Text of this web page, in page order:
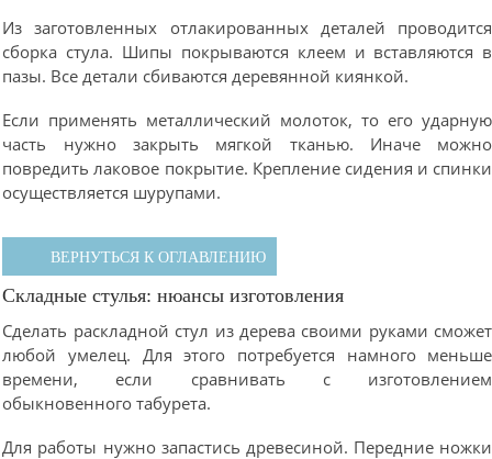
Из заготовленных отлакированных деталей проводится
сборка стула. Шипы покрываются клеем и вставляются в
пазы. Все детали сбиваются деревянной киянкой.
Если применять металлический молоток, то его ударную
часть нужно закрыть мягкой тканью. Иначе можно
повредить лаковое покрытие. Крепление сидения и спинки
осуществляется шурупами.
ВЕРНУТЬСЯ К ОГЛАВЛЕНИЮ
Складные стулья: нюансы изготовления
Сделать раскладной стул из дерева своими руками сможет
любой умелец. Для этого потребуется намного меньше
времени, если сравнивать с изготовлением
обыкновенного табурета.
Для работы нужно запастись древесиной. Передние ножки